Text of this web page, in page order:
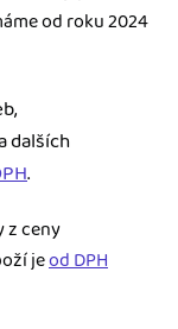
od roku 2024
dalších
.
z ceny
jeod DPH